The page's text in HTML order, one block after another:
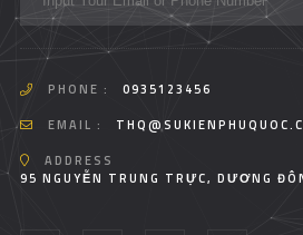
PHONE :
0935123456
EMAIL :
ADDRESS
95 NGUYỄN TRUNG TRỰC, DƯƠNG